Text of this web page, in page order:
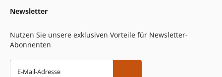
Newsletter
Nutzen Sie unsere exklusiven Vorteile für Newsletter-
Abonnenten
E-Mail-Adresse